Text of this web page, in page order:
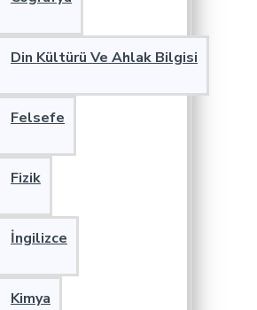
Din Kültürü Ve Ahlak Bilgisi
Felsefe
Fizik
İngilizce
Kimya